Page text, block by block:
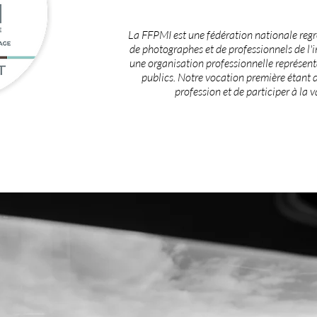
La FFPMI est une fédération nationale
de photographes et de professionnels de
une organisation professionnelle
publics. Notre vocation première étant
profession et de participer à la